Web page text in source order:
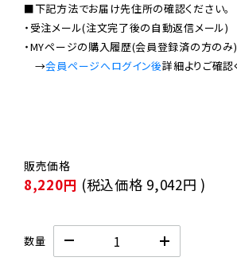
■下記方法でお届け先住所の確認ください。
・受注メール(注文完了後の自動返信メール)
・MYページの購入履歴(会員登録済の方のみ)
→会員ページへログイン後
8,220円 (税込価格 9,042円 )
数量